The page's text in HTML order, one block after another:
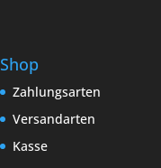
Shop
Zahlungsarten
Versandarten
Kasse